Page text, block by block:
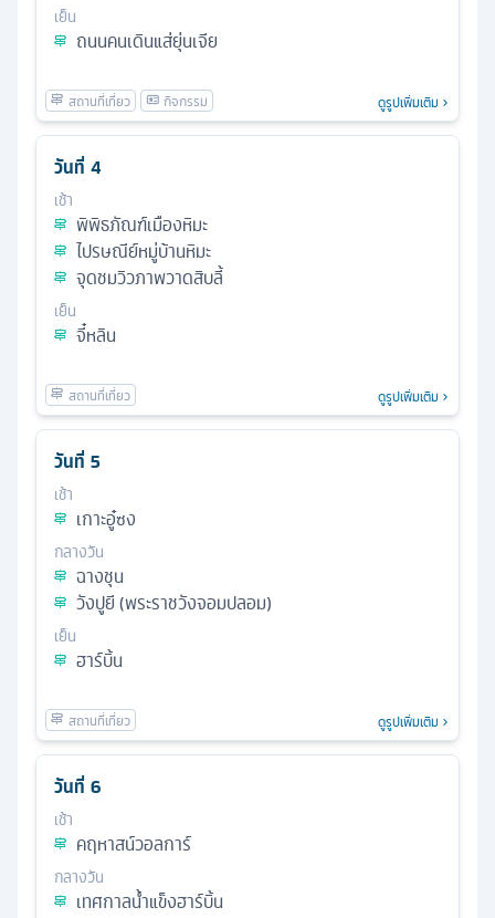
เย็น
ถนนคนเดินแส่ยุ่นเจีย
ดูรูปเพิ่มเติม
วันที่ 4
เช้า
พิพิธภัณฑ์เมืองหิมะ
ไปรษณีย์หมู่บ้านหิมะ
จุดชมวิวภาพวาดสิบลี้
เย็น
จี๋หลิน
ดูรูปเพิ่มเติม
วันที่ 5
เช้า
เกาะอู๋ซง
กลางวัน
ฉางชุน
วังปูยี (พระราชวังจอมปลอม)
เย็น
ฮาร์บิ้น
ดูรูปเพิ่มเติม
วันที่ 6
เช้า
คฤหาสน์วอลการ์
กลางวัน
เทศกาลน้ำแข็งฮาร์บิ้น